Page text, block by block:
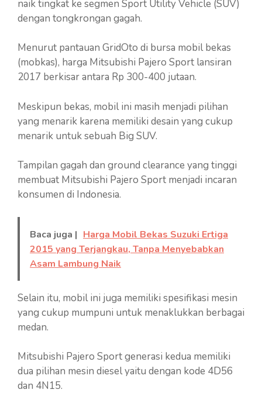
naik tingkat ke segmen Sport Utility Vehicle (SUV)
dengan tongkrongan gagah.
Menurut pantauan GridOto di bursa mobil bekas
(mobkas), harga Mitsubishi Pajero Sport lansiran
2017 berkisar antara Rp 300-400 jutaan.
Meskipun bekas, mobil ini masih menjadi pilihan
yang menarik karena memiliki desain yang cukup
menarik untuk sebuah Big SUV.
Tampilan gagah dan ground clearance yang tinggi
membuat Mitsubishi Pajero Sport menjadi incaran
konsumen di Indonesia.
Baca juga | Harga Mobil Bekas Suzuki Ertiga
2015 yang Terjangkau, Tanpa Menyebabkan
Asam Lambung Naik
Selain itu, mobil ini juga memiliki spesifikasi mesin
yang cukup mumpuni untuk menaklukkan berbagai
medan.
Mitsubishi Pajero Sport generasi kedua memiliki
dua pilihan mesin diesel yaitu dengan kode 4D56
dan 4N15.